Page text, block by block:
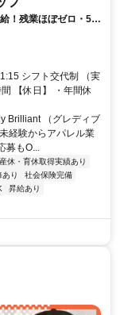
！残業ほぼゼロ・5連
シフト交代制 （実
【休日】 ・年間休
Brilliant （グレディブ
経験からアパレル業
募もO...
産休・育休取得実績あり
あり
社会保険完備
昇給あり